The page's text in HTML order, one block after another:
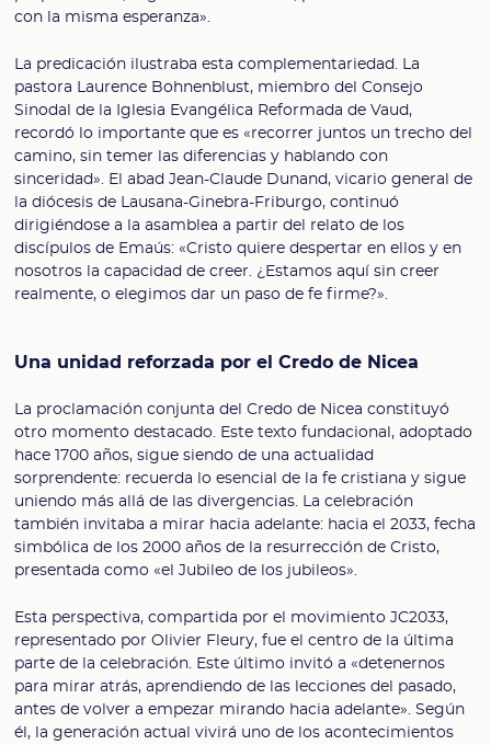
con la misma esperanza».
La predicación ilustraba esta complementariedad. La
pastora Laurence Bohnenblust, miembro del Consejo
Sinodal de la Iglesia Evangélica Reformada de Vaud,
recordó lo importante que es «recorrer juntos un trecho del
camino, sin temer las diferencias y hablando con
sinceridad». El abad Jean-Claude Dunand, vicario general de
la diócesis de Lausana-Ginebra-Friburgo, continuó
dirigiéndose a la asamblea a partir del relato de los
discípulos de Emaús: «Cristo quiere despertar en ellos y en
nosotros la capacidad de creer. ¿Estamos aquí sin creer
realmente, o elegimos dar un paso de fe firme?».
Una unidad reforzada por el Credo de Nicea
La proclamación conjunta del Credo de Nicea constituyó
otro momento destacado. Este texto fundacional, adoptado
hace 1700 años, sigue siendo de una actualidad
sorprendente: recuerda lo esencial de la fe cristiana y sigue
uniendo más allá de las divergencias. La celebración
también invitaba a mirar hacia adelante: hacia el 2033, fecha
simbólica de los 2000 años de la resurrección de Cristo,
presentada como «el Jubileo de los jubileos».
Esta perspectiva, compartida por el movimiento JC2033,
representado por Olivier Fleury, fue el centro de la última
parte de la celebración. Este último invitó a «detenernos
para mirar atrás, aprendiendo de las lecciones del pasado,
antes de volver a empezar mirando hacia adelante». Según
él, la generación actual vivirá uno de los acontecimientos